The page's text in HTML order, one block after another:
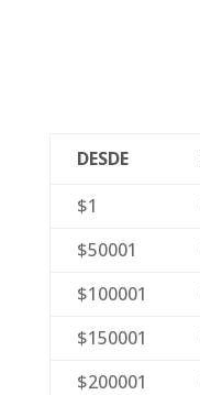
DESDE
$1
$50001
$100001
$150001
$200001